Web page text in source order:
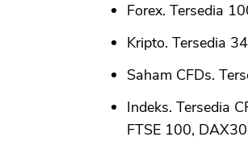
Forex. Tersedia
Kripto. Tersedia
Saham CFDs.
Indeks. Tersedia
FTSE 100,